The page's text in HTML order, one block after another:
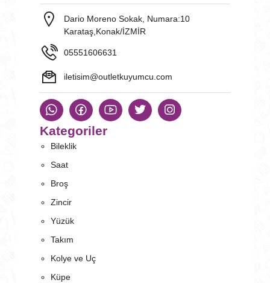
Dario Moreno Sokak, Numara:10
Karataş,Konak/İZMİR
05551606631
iletisim@outletkuyumcu.com
Kategoriler
Bileklik
Saat
Broş
Zincir
Yüzük
Takım
Kolye ve Uç
Küpe